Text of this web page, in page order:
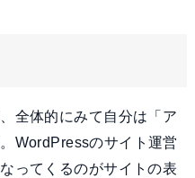
全体的にみて自分は「ア
WordPressのサイト運営
ってくるのがサイトの表